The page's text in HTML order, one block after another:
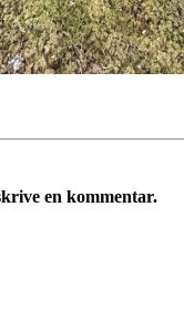
en kommentar.